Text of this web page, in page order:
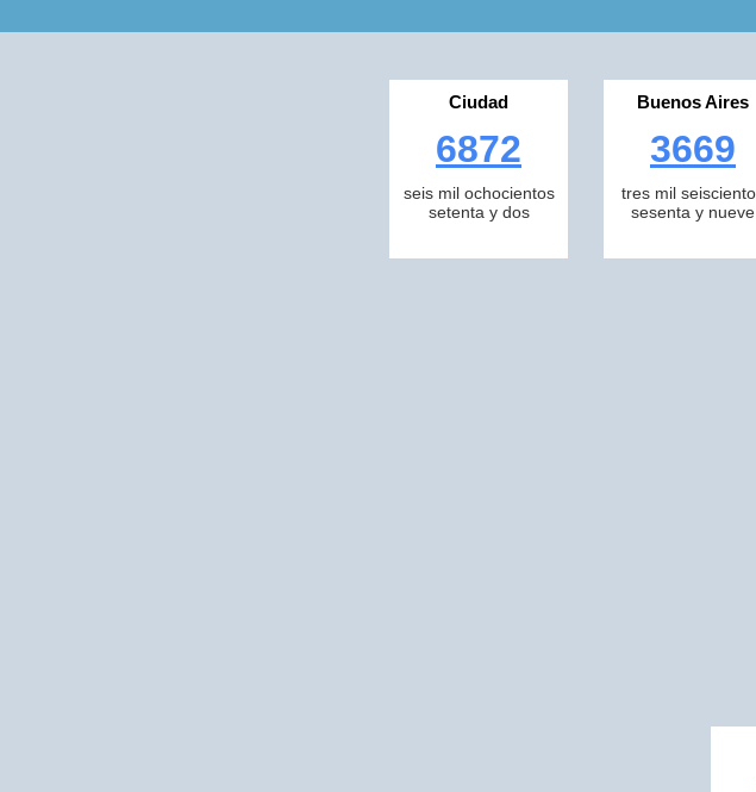
Ciudad
6872
seis mil ochocientos
setenta y dos
Buenos Aires
3669
tres mil
sesenta y nueve